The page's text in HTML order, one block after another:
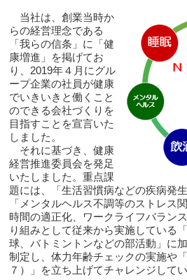
当社は、創業当時か
らの経営理念である
「我らの信条」に「健
康増進」を掲げてお
り、2019年４月にグル
ープ企業の社員が健康
でいきいきと働くこと
のできる会社づくりを
目指すことを宣言いた
しました。
それに基づき、健康
経営推進委員会を発足
いたしました。重点課
題には、「生活習慣病などの疾病発
「メンタルヘルス不調等のストレス
時間の適正化、ワークライフバラン
り組みとして従来から実施している
球、バトミントンなどの部活動」に
制定し、体力年齢チェックの実施や
７）」を立ち上げてチャレンジしてい